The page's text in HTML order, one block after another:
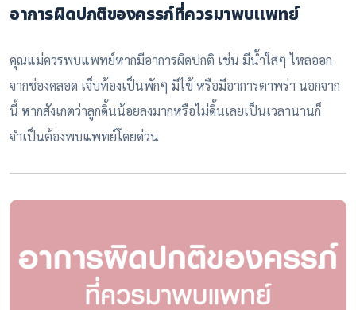
อาการผิดปกติของครรภ์ที่ควรมาพบแพทย์
คุณแม่ควรพบแพทย์หากมีอาการผิดปกติ เช่น มีน้ำใสๆ ไหลออก
จากช่องคลอด เจ็บท้องเป็นพักๆ มีไข้ หรือมีอาการตาพร่า นอกจาก
นี้ หากสังเกตว่าลูกดิ้นน้อยลงมากหรือไม่ดิ้นเลยเป็นเวลานานก็
จำเป็นต้องพบแพทย์โดยด่วน